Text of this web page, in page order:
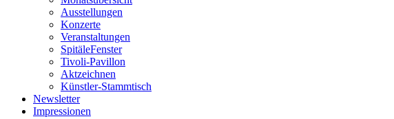
Ausstellungen
Konzerte
Veranstaltungen
SpitäleFenster
Tivoli-Pavillon
Aktzeichnen
Künstler-Stammtisch
Newsletter
Impressionen